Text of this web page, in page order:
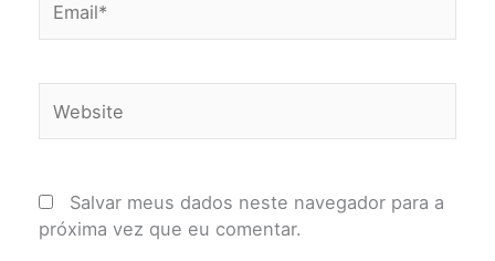
Salvar meus dados neste navegador para a
próxima vez que eu comentar.